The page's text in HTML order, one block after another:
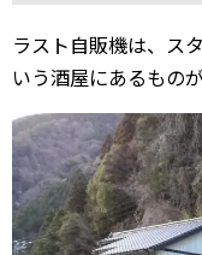
ラスト自販機は、ス
いう酒屋にあるもの